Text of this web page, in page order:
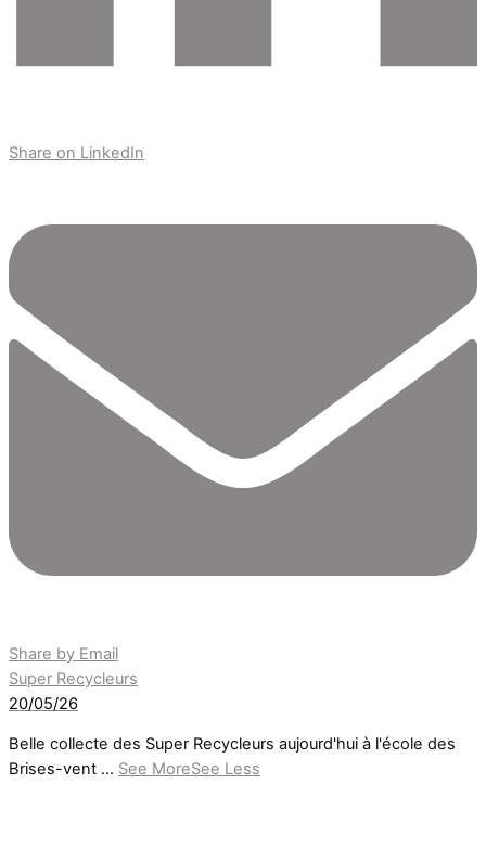
Share on LinkedIn
Share by Email
Super Recycleurs
20/05/26
Belle collecte des Super Recycleurs aujourd'hui à l'école des
Brises-vent ... See MoreSee Less